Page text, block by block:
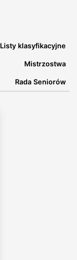
Listy klasyfikacyjne
Mistrzostwa
Rada Seniorów